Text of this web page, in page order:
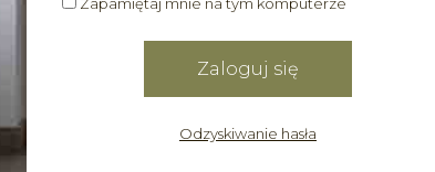
Odzyskiwanie hasła